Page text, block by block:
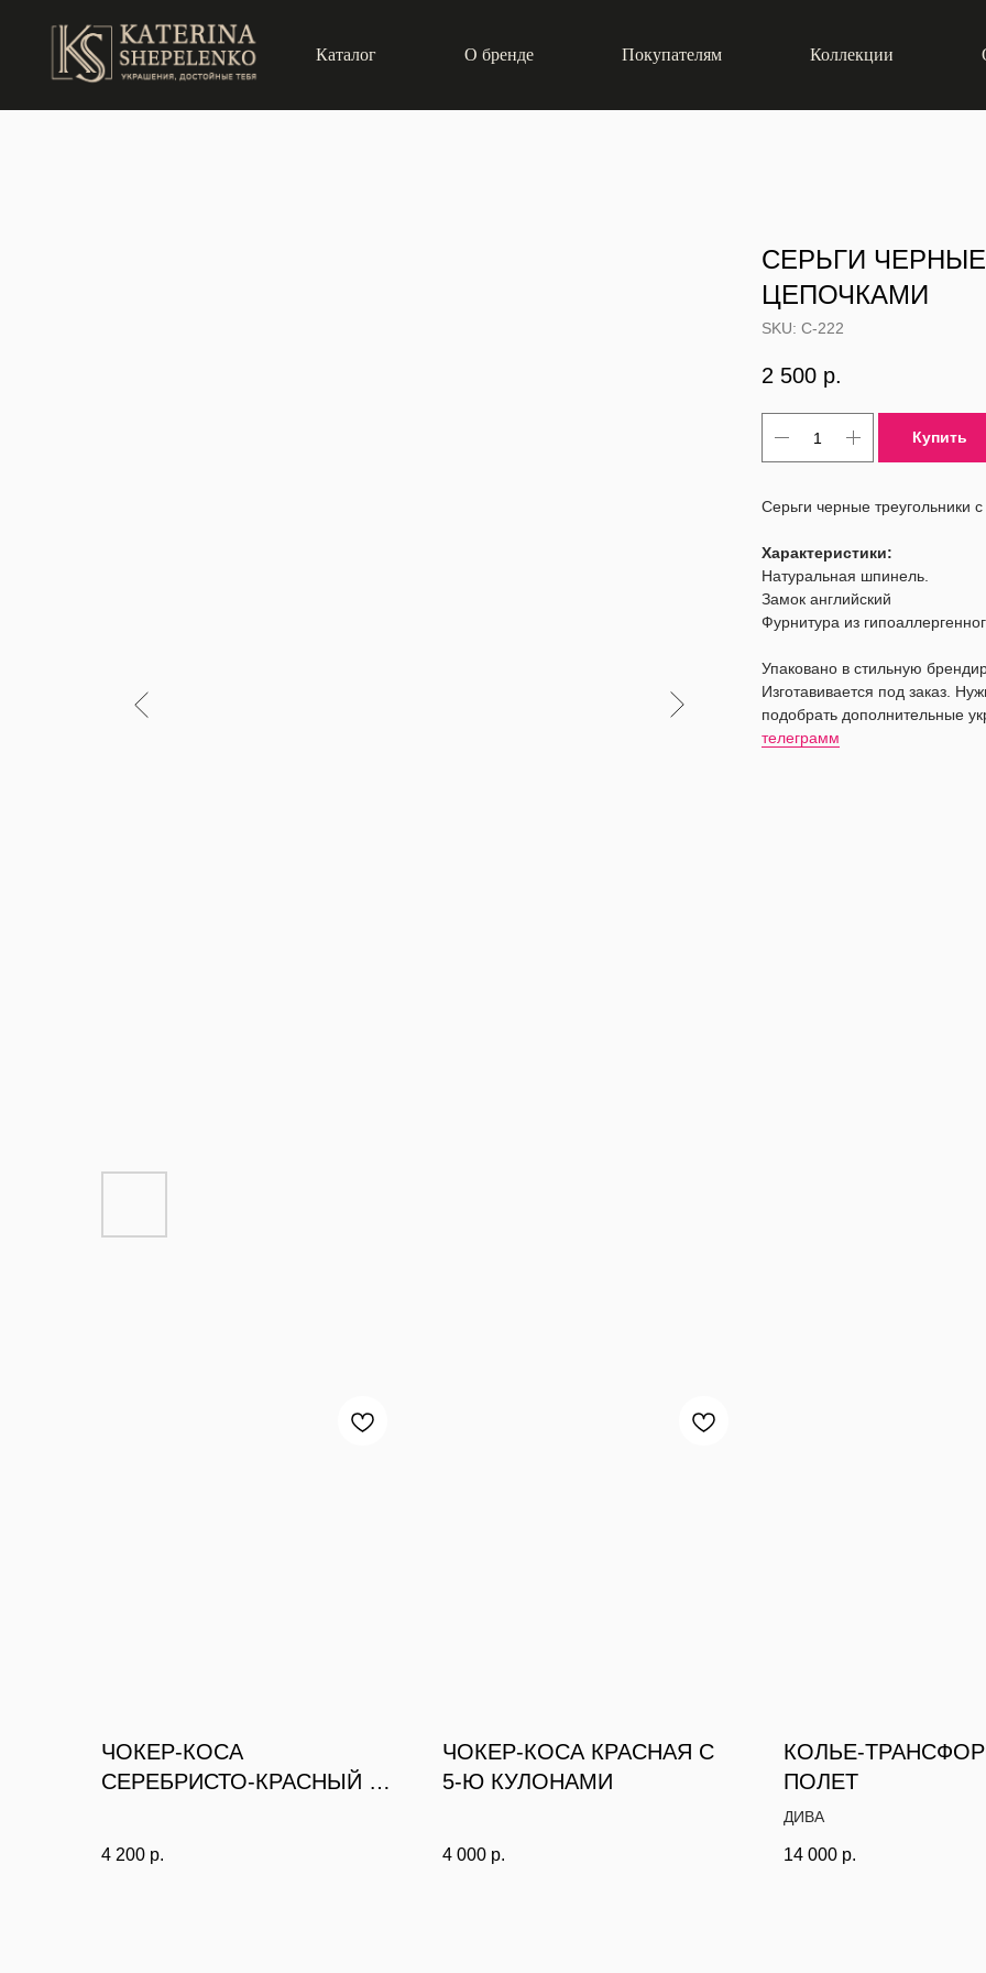
Каталог О бренде Покупателям Коллекции
СЕРЬГИ
ЦЕПОЧКАМИ
SKU: С-222
2 500 р.
Купить
Серьги черные треугольники
Характеристики:
Натуральная шпинель.
Замок английский
Фурнитура из
Упаковано в стильную
Изготавивается под заказ.
подобрать дополнительные
телеграмм
ЧОКЕР-КОСА
СЕРЕБРИСТО-КРАСНЫЙ С
4 200 р.
ЧОКЕР-КОСА КРАСНАЯ С
5-Ю КУЛОНАМИ
4 000 р.
КОЛЬЕ-
ПОЛЕТ
ДИВА
14 000 р.